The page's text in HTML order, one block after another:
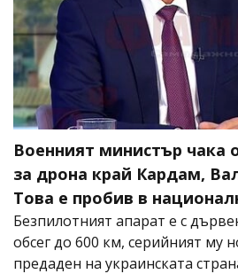
Военният министър чака
за дрона край Кардам,
Това е пробив в
Безпилотният апарат е с
обсег до 600 км, серийният му
предаден на украинската